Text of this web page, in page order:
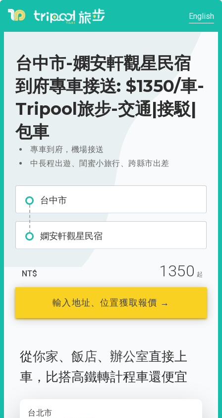
English
台中市-嫻安軒觀星民宿
到府專車接送: $1350/車-
Tripool旅步-交通|接駁|
包車
專車到府，機場接送
中長程出遊、閨蜜小旅行、跨縣市出差
台中市
嫻安軒觀星民宿
NT$ 1350 起
輸入地址、位置獲取報價 →
從你家、 飯店、 辦公室直接上
車， 比搭高鐵轉計程車還便宜
台北市